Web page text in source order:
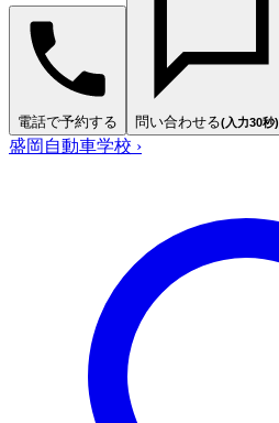
電話で予約する 問い合わせる(入力30秒)
盛岡自動車学校 ›